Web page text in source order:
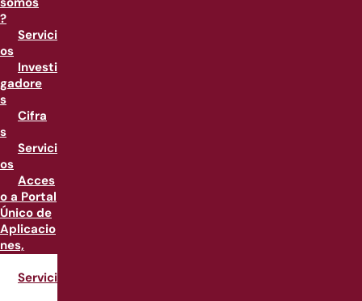
?
Servici
os
Investi
gadore
s
Cifra
s
Servici
os
Acces
o a Portal
Único de
Aplicacio
nes,
Servici